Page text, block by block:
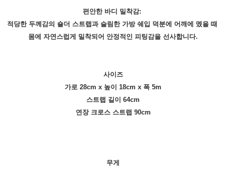
편안한 바디 밀착감:
적당한 두께감의 숄더 스트랩과 슬림한 가방 쉐입 덕분에 어깨에 멨을 때
몸에 자연스럽게 밀착되어 안정적인 피팅감을 선사합니다.
사이즈
가로 28cm x 높이 18cm x 폭 5m
스트랩 길이 64cm
연장 크로스 스트랩 90cm
무게